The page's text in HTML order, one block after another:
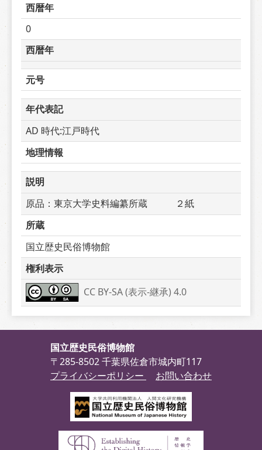
西暦年
0
西暦年
元号
年代表記
AD 時代:江戸時代
地理情報
説明
原品：東京大学史料編纂所蔵　　　２紙
所蔵
国立歴史民俗博物館
権利表示
CC BY-SA (表示-継承) 4.0
国立歴史民俗博物館
〒285-8502 千葉県佐倉市城内町117
プライバシーポリシー
お問い合わせ